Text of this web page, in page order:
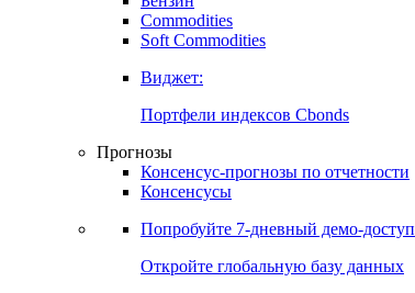
Commodities
Soft Commodities
Виджет:
Портфели индексов Cbonds
Прогнозы
Консенсус-прогнозы по отчетности
Консенсусы
Попробуйте 7-дневный демо-доступ
Откройте глобальную базу данных